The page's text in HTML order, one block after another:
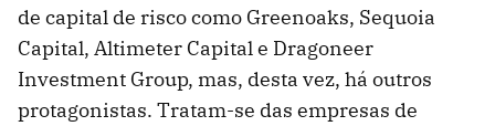
de capital de risco como Greenoaks, Sequoia
Capital, Altimeter Capital e Dragoneer
Investment Group, mas, desta vez, há outros
protagonistas. Tratam-se das empresas de